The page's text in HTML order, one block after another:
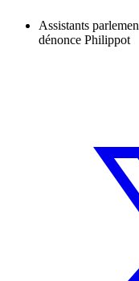
Assistants
dénonce Philippot